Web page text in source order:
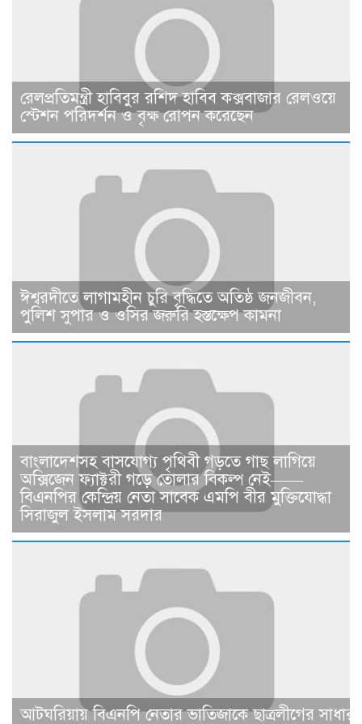
রেলপ্রতিমন্ত্রী হাবিবুর রশিদ হাবিব কক্সবাজার রেলওয়ে
স্টেশন পরিদর্শন ও বৃক্ষ রোপন করেছেন
ঈশ্বরদীতে লাগামহীন চুরি বৃদ্ধিতে অতিষ্ঠ জনজীবন,
পুলিশ সুপার ও ওসির জরুরি হস্তক্ষেপ কামনা ​
বাংলাদেশসহ বাসযোগ্য পৃথিবী গড়তে গাছ লাগিয়ে
অক্সিজেন ফ্যাক্টরী গড়ে তোলার বিকল্প নেই——
বিএনপির কেন্দ্রিয় নেতা সাবেক এমপি বীর মুক্তিযোদ্ধা
সিরাজুল ইসলাম সরদার
আটঘরিয়ায় বিএনপি নেতার ভাতিজাকে ছাত্রলীগের